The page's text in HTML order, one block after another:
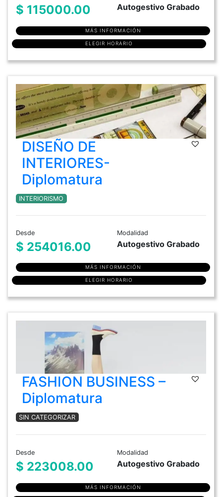
$ 115000.00 Autogestivo Grabado
MÁS INFORMACIÓN
ELEGIR HORARIO
DISEÑO DE
INTERIORES-
Diplomatura
INTERIORISMO
Desde
$ 254016.00
Modalidad
Autogestivo Grabado
MÁS INFORMACIÓN
ELEGIR HORARIO
FASHION BUSINESS –
Diplomatura
SIN CATEGORIZAR
Desde
$ 223008.00
Modalidad
Autogestivo Grabado
MÁS INFORMACIÓN